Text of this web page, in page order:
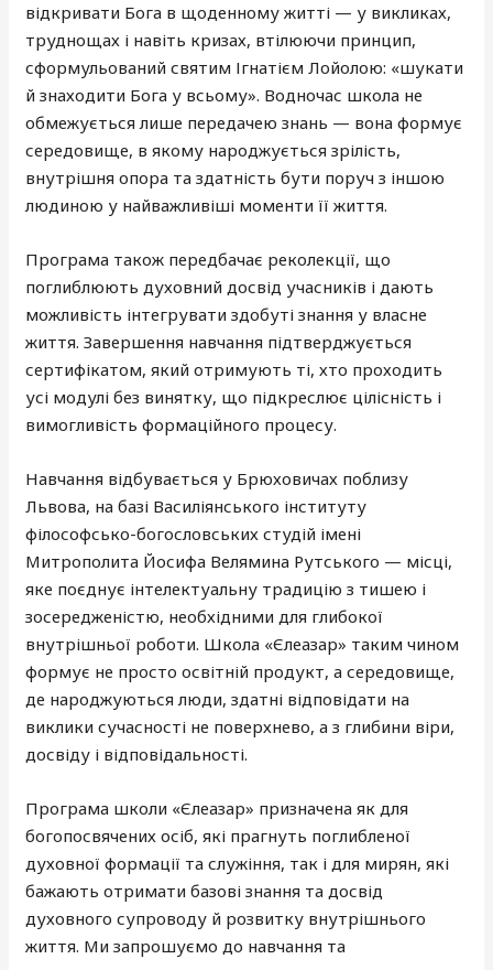
відкривати Бога в щоденному житті — у викликах,
труднощах і навіть кризах, втілюючи принцип,
сформульований святим Ігнатієм Лойолою: «шукати
й знаходити Бога у всьому». Водночас школа не
обмежується лише передачею знань — вона формує
середовище, в якому народжується зрілість,
внутрішня опора та здатність бути поруч з іншою
людиною у найважливіші моменти її життя.
Програма також передбачає реколекції, що
поглиблюють духовний досвід учасників і дають
можливість інтегрувати здобуті знання у власне
життя. Завершення навчання підтверджується
сертифікатом, який отримують ті, хто проходить
усі модулі без винятку, що підкреслює цілісність і
вимогливість формаційного процесу.
Навчання відбувається у Брюховичах поблизу
Львова, на базі Василіянського інституту
філософсько-богословських студій імені
Митрополита Йосифа Велямина Рутського — місці,
яке поєднує інтелектуальну традицію з тишею і
зосередженістю, необхідними для глибокої
внутрішньої роботи. Школа «Єлеазар» таким чином
формує не просто освітній продукт, а середовище,
де народжуються люди, здатні відповідати на
виклики сучасності не поверхнево, а з глибини віри,
досвіду і відповідальності.
Програма школи «Єлеазар» призначена як для
богопосвячених осіб, які прагнуть поглибленої
духовної формації та служіння, так і для мирян, які
бажають отримати базові знання та досвід
духовного супроводу й розвитку внутрішнього
життя. Ми запрошуємо до навчання та